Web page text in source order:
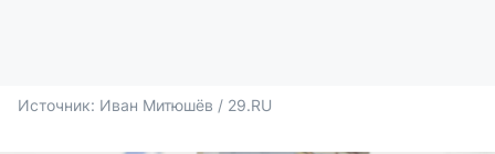
Источник: Иван Митюшёв / 29.RU